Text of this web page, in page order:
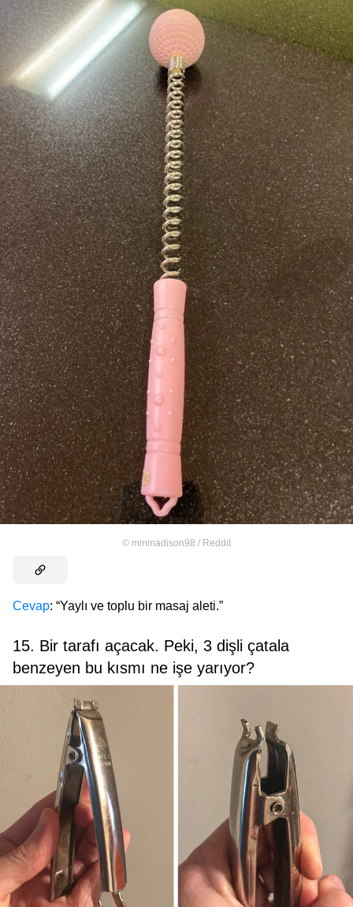
© mmmadison98 / Reddit
Cevap: “Yaylı ve toplu bir masaj aleti.”
15. Bir tarafı açacak. Peki, 3 dişli çatala
benzeyen bu kısmı ne işe yarıyor?